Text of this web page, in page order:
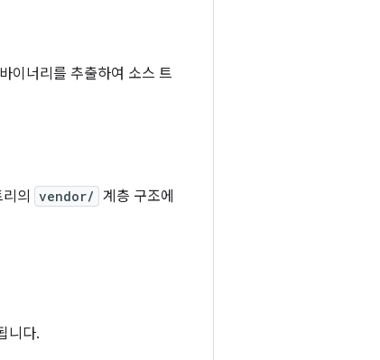
이너리를 추출하여 소스 트
의
vendor/ 계층 구조에
니다.